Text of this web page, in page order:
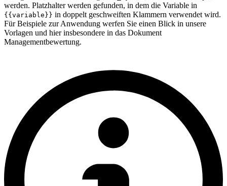
werden. Platzhalter werden gefunden, in dem die Variable in
{{variable}} in doppelt geschweiften Klammern verwendet wird.
Für Beispiele zur Anwendung werfen Sie einen Blick in unsere
Vorlagen und hier insbesondere in das Dokument
Managementbewertung.